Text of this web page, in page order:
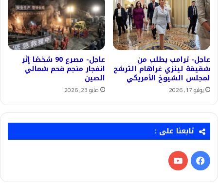
عاجل- ترامب يطلب من
شقيقة لينزي غراهام الترشح
لمجلس الشيوخ الأمريكي
يوليو 17, 2026
عاجل- مصرع 90 شخصًا إثر
انفجار منجم فحم شمالي
الصين
مايو 23, 2026
تابعنا على :
فيسبوك‫YouTube